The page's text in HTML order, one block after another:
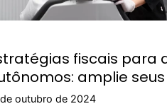
fiscais para
amplie
de outubro de 2024